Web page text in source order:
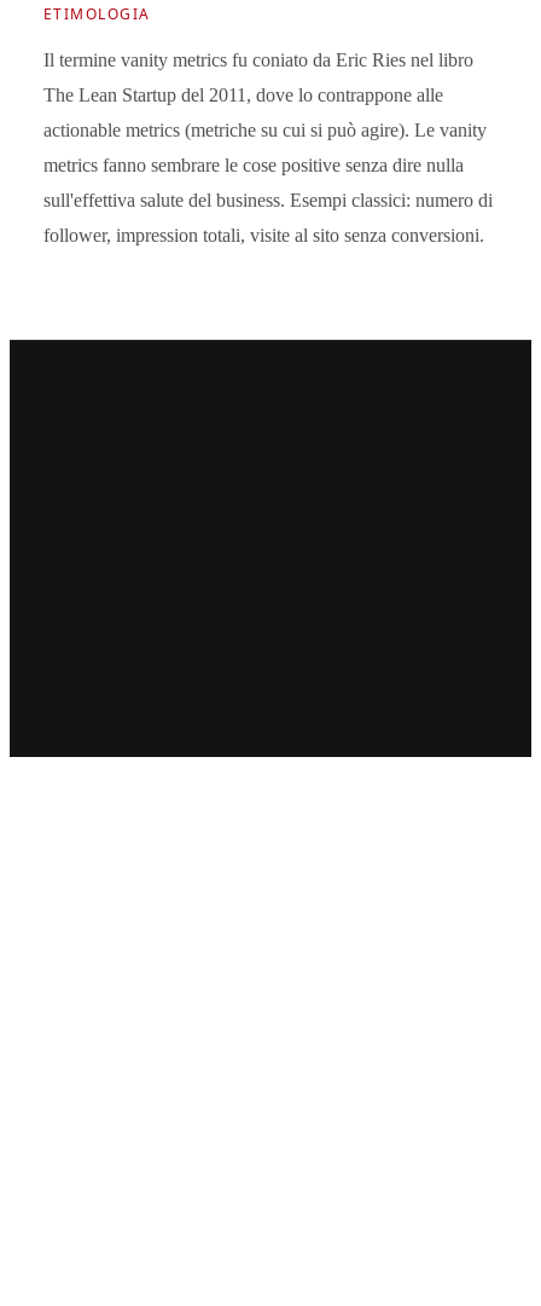
ETIMOLOGIA
Il termine vanity metrics fu coniato da Eric Ries nel libro
The Lean Startup del 2011, dove lo contrappone alle
actionable metrics (metriche su cui si può agire). Le vanity
metrics fanno sembrare le cose positive senza dire nulla
sull'effettiva salute del business. Esempi classici: numero di
follower, impression totali, visite al sito senza conversioni.